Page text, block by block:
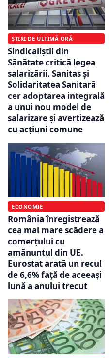
ȘTIRI DE ULTIMĂ ORĂ
Sindicaliștii din
Sănătate critică legea
salarizării. Sanitas și
Solidaritatea Sanitară
cer adoptarea integrală
a unui nou model de
salarizare și avertizează
cu acțiuni comune
ECONOMIE
România înregistrează
cea mai mare scădere a
comerțului cu
amănuntul din UE.
Eurostat arată un recul
de 6,6% față de aceeași
lună a anului trecut